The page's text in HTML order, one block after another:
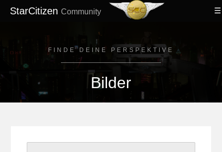
StarCitizen Community
FINDE DEINE PERSPEKTIVE
Bilder